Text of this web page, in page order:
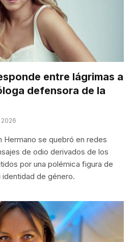
entre lágrimas a
defensora de la
2026
Hermano se quebró en redes
de odio derivados de los
por una polémica figura de
de género.